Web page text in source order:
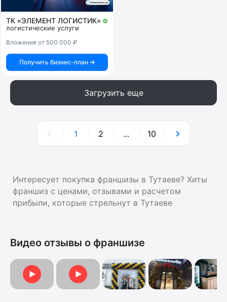
ТК «ЭЛЕМЕНТ ЛОГИСТИК»
логистические услуги
Вложения от 500 000 ₽
Получить бизнес-план
Загрузить еще
1 2 ... 10
Интересует покупка франшизы в Тутаеве? Хиты
франшиз с ценами, отзывами и расчетом
прибыли, которые стрельнут в Тутаеве
Видео отзывы о франшизе
Видеоотзыв от МарииВидеоотзыв от Анны